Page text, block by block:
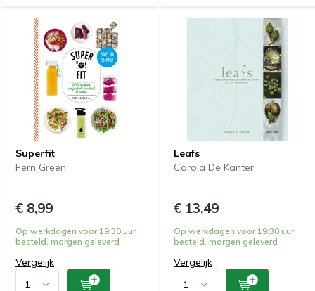
Superfit
Fern Green
€ 8,99
Op werkdagen voor 19:30 uur
besteld, morgen geleverd
Vergelijk
Leafs
Carola De Kanter
€ 13,49
Op werkdagen voor 19:30 uur
besteld, morgen geleverd
Vergelijk